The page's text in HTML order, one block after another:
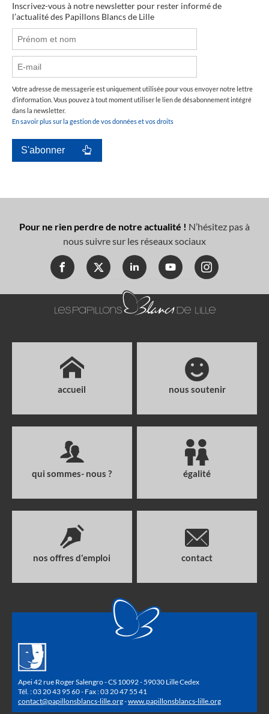
Inscrivez-vous à notre newsletter pour rester informé de
l’actualité des Papillons Blancs de Lille
Votre adresse de messagerie est uniquement utilisée pour vous envoyer notre lettre
d’information. Vous pouvez à tout moment utiliser le lien de désabonnement intégré
dans la newsletter.
En savoir plus sur la gestion de vos données et vos droits
Pour ne rien perdre de notre actualité ! N’hésitez pas à
nous suivre sur les réseaux sociaux
accueil nous soutenir
qui sommes- nous ? égalité
nos offres d'emploi contact
Apei 42 rue Roger Salengro - CS 10092 - 59030 Lille Cedex
Tél. : 03 20 43 95 60 - Fax : 03 20 47 55 41
contact@papillonsblancs-lille.org-www.papillonsblancs-lille.org